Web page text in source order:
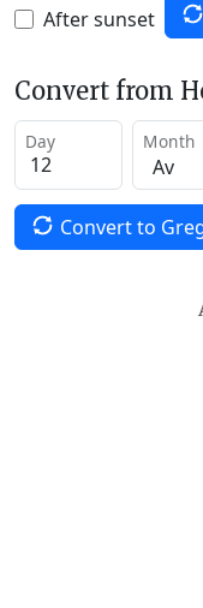
After sunset
Convert from
Day Month
Convert to